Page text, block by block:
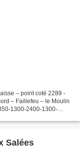
– point coté 2289 -
– Faillefeu – le Moulin
1300-2400-1300-
Salées